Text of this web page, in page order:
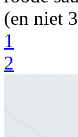
(en niet
1
2